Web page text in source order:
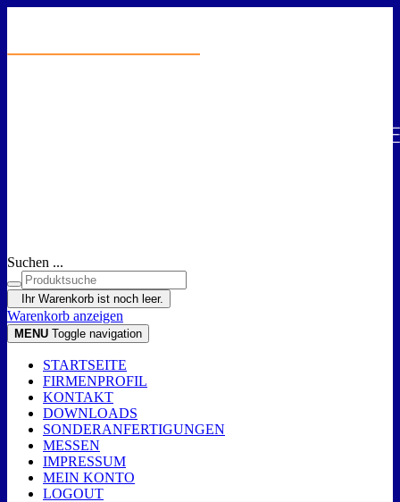
Suchen ...
Ihr Warenkorb ist noch leer.
Warenkorb anzeigen
MENU Toggle navigation
STARTSEITE
FIRMENPROFIL
KONTAKT
DOWNLOADS
SONDERANFERTIGUNGEN
MESSEN
IMPRESSUM
MEIN KONTO
LOGOUT